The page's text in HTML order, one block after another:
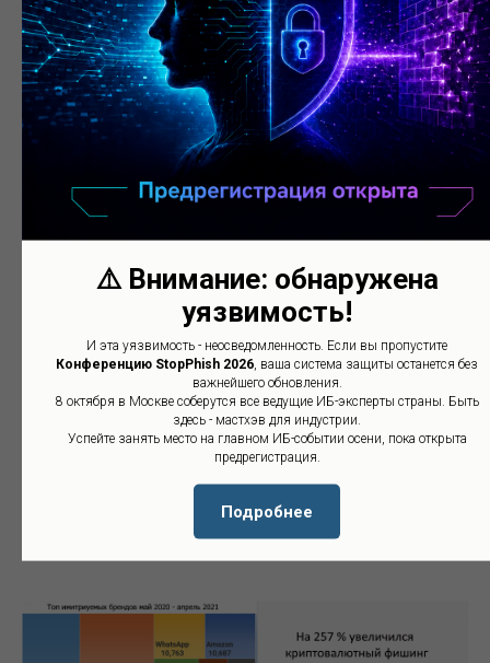
⚠️ Внимание: обнаружена
уязвимость!
И эта уязвимость - неосведомленность. Если вы пропустите
Конференцию StopPhish 2026, ваша система защиты останется без
важнейшего обновления.
8 октября в Москве соберутся все ведущие ИБ-эксперты страны. Быть
здесь - мастхэв для индустрии.
Успейте занять место на главном ИБ-событии осени, пока открыта
предрегистрация.
Подробнее
явление как PhaaS (Phishing-as-a-Service — продажа
инструментов для мошенничества).
Согласно ежегодному отчетуInterisle Consulting Group,
число фишинговых атак в период с мая по апрель
2022 увеличилось на 61%, по сравнению с этим же
периодом 2021 года.
Фото взято из отчета Interisle Consulting Group
на 72% больше, чем в период с мая 2020 года по